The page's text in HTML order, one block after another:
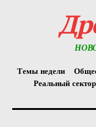
Темы недели
Реальный сектор